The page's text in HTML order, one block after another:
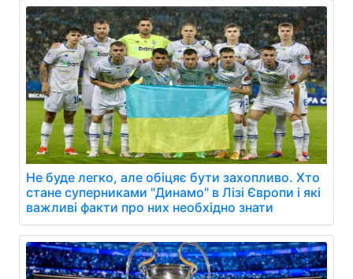
Не буде легко, але обіцяє бути захопливо. Хто
стане суперниками "Динамо" в Лізі Європи і які
важливі факти про них необхідно знати